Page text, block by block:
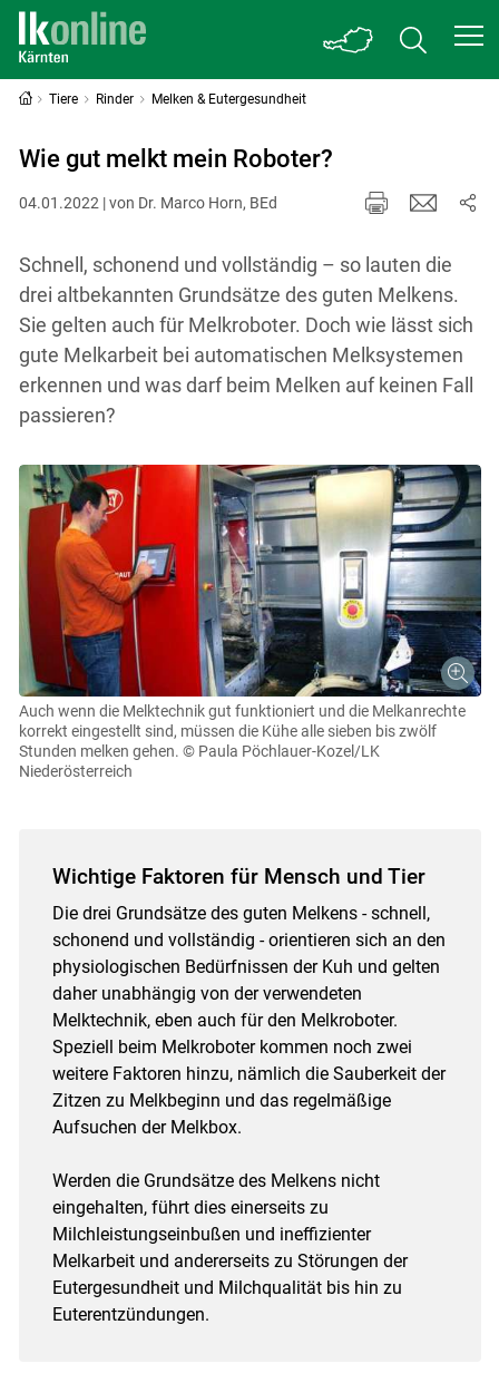
Tiere Rinder Melken & Eutergesundheit
Wie gut melkt mein Roboter?
04.01.2022 | von Dr. Marco Horn, BEd
Schnell, schonend und vollständig – so lauten die
drei altbekannten Grundsätze des guten Melkens.
Sie gelten auch für Melkroboter. Doch wie lässt sich
gute Melkarbeit bei automatischen Melksystemen
erkennen und was darf beim Melken auf keinen Fall
passieren?
Auch wenn die Melktechnik gut funktioniert und die Melkanrechte
korrekt eingestellt sind, müssen die Kühe alle sieben bis zwölf
Stunden melken gehen. © Paula Pöchlauer-Kozel/LK
Niederösterreich
Wichtige Faktoren für Mensch und Tier
Die drei Grundsätze des guten Melkens - schnell,
schonend und vollständig - orientieren sich an den
physiologischen Bedürfnissen der Kuh und gelten
daher unabhängig von der verwendeten
Melktechnik, eben auch für den Melkroboter.
Speziell beim Melkroboter kommen noch zwei
weitere Faktoren hinzu, nämlich die Sauberkeit der
Zitzen zu Melkbeginn und das regelmäßige
Aufsuchen der Melkbox.
Werden die Grundsätze des Melkens nicht
eingehalten, führt dies einerseits zu
Milchleistungseinbußen und ineffizienter
Melkarbeit und andererseits zu Störungen der
Eutergesundheit und Milchqualität bis hin zu
Euterentzündungen.